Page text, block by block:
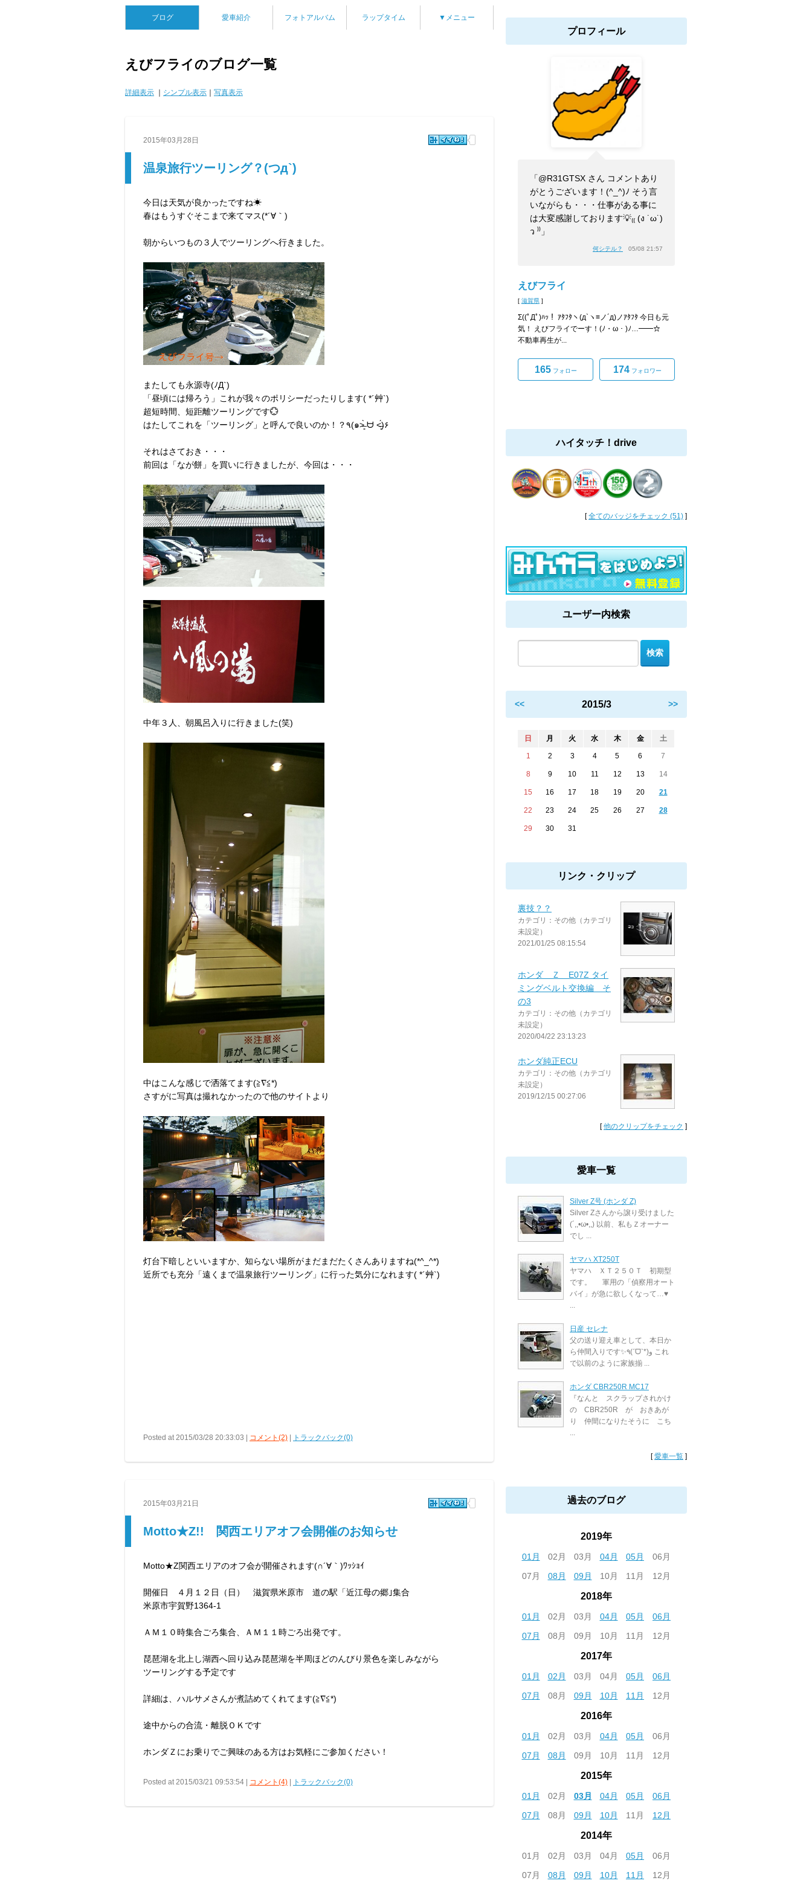
ブログ 愛車紹介 フォトアルバム ラップタイム ▼メニュー
えびフライのブログ一覧
詳細表示 シンプル表示 写真表示
2015年03月28日
温泉旅行ツーリング？(つд`)
今日は天気が良かったですね☀
春はもうすぐそこまで来てマス(*´∀｀)
朝からいつもの３人でツーリングへ行きました。
またしても永源寺(ﾉД`)
「昼頃には帰ろう」これが我々のポリシーだったりします( *´艸`)
超短時間、短距離ツーリングです💮
はたしてこれを「ツーリング」と呼んで良いのか！？٩(๑˃̶͈̀ ᗨ ˂̶͈́)۶
それはさておき・・・
前回は「なが餅」を買いに行きましたが、今回は・・・
中年３人、朝風呂入りに行きました(笑)
中はこんな感じで洒落てます(≧∇≦*)
さすがに写真は撮れなかったので他のサイトより
灯台下暗しといいますか、知らない場所がまだまだたくさんありますね(*^_^*)
近所でも充分「遠くまで温泉旅行ツーリング」に行った気分になれます( *´艸`)
Posted at 2015/03/28 20:33:03 | コメント(2) トラックバック(0)
2015年03月21日
Motto★Z!! 関西エリアオフ会開催のお知らせ
Motto★Z関西エリアのオフ会が開催されます(∩´∀｀)ﾜｯｼｮｲ
開催日 ４月１２日（日） 滋賀県米原市 道の駅「近江母の郷｣集合
米原市宇賀野1364-1
ＡＭ１０時集合ごろ集合、ＡＭ１１時ごろ出発です。
琵琶湖を北上し湖西へ回り込み琵琶湖を半周ほどのんびり景色を楽しみながら
ツーリングする予定です
詳細は、ハルサメさんが煮詰めてくれてます(≧∇≦*)
途中からの合流・離脱ＯＫです
ホンダＺにお乗りでご興味のある方はお気軽にご参加ください！
Posted at 2015/03/21 09:53:54 | コメント(4) トラックバック(0)
プロフィール
「@R31GTSX さん コメントあり
がとうございます！(^_^)ﾉ そう言
いながらも・・・仕事がある事に
は大変感謝しております💡₍₍ (ง ˙ω˙)
ว ⁾⁾」
何シテル？ 05/08 21:57
えびフライ
[ 滋賀県 ]
Σ((ﾟДﾟ)ﾊｯ！ ｱﾀﾌﾀヽ(д`ヽ≡ノ´д)ノｱﾀﾌﾀ 今日も元
気！ えびフライでーす！(ﾉ・ω・)ﾉ…━━☆
不動車再生が...
165フォロー 174フォロワー
ハイタッチ！drive
[全てのバッジをチェック (51) ]
ユーザー内検索
<< 2015/3 >>
日 月 火 水 木 金 土
1 2 3 4 5 6 7
8 9 10 11 12 13 14
15 16 17 18 19 20 21
22 23 24 25 26 27 28
29 30 31
リンク・クリップ
裏技？？
カテゴリ：その他（カテゴリ
未設定）
2021/01/25 08:15:54
ホンダ Ｚ E07Z タイ
ミングベルト交換編 そ
の3
カテゴリ：その他（カテゴリ
未設定）
2020/04/22 23:13:23
ホンダ純正ECU
カテゴリ：その他（カテゴリ
未設定）
2019/12/15 00:27:06
[他のクリップをチェック ]
愛車一覧
Silver Z号 (ホンダ Z)
Silver Zさんから譲り受けました
(´,,•ω•,,) 以前、私もＺオーナー
でし ...
ヤマハ XT250T
ヤマハ ＸＴ２５０Ｔ 初期型
です。 軍用の「偵察用オート
バイ」が急に欲しくなって…♥
...
日産 セレナ
父の送り迎え車として、本日か
ら仲間入りです✨٩(ˊᗜˋ*)و これ
で以前のように家族揃 ...
ホンダ CBR250R MC17
『なんと スクラップされかけ
の CBR250R が おきあが
り 仲間になりたそうに こち
...
[愛車一覧 ]
過去のブログ
2019年
01月 02月 03月 04月 05月
06月
07月
08月 09月 10月 11月 12月
2018年
01月 02月 03月 04月 05月
06月
07月
08月 09月 10月 11月 12月
2017年
01月 02月 03月 04月 05月
06月
07月
08月 09月 10月 11月 12月
2016年
01月 02月 03月 04月 05月
06月
07月
08月 09月 10月 11月 12月
2015年
01月 02月 03月 04月 05月
06月
07月
08月 09月 10月 11月 12月
2014年
01月 02月 03月 04月 05月
06月
07月
08月 09月 10月 11月 12月